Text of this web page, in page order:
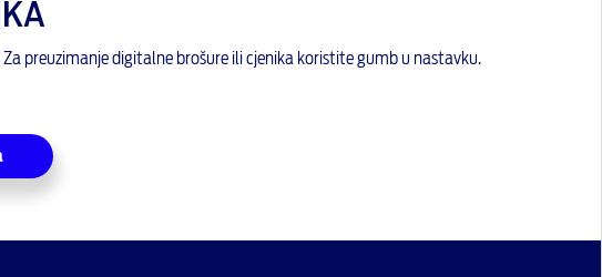
preuzimanje digitalne brošure ili cjenika koristite gumb u nastavku.